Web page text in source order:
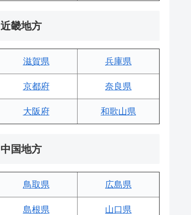
近畿地方
滋賀県 兵庫県
京都府 奈良県
大阪府 和歌山県
中国地方
鳥取県 広島県
島根県 山口県